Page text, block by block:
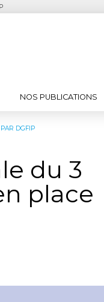
NOS PUBLICATIONS
DGFIP
du 3
place